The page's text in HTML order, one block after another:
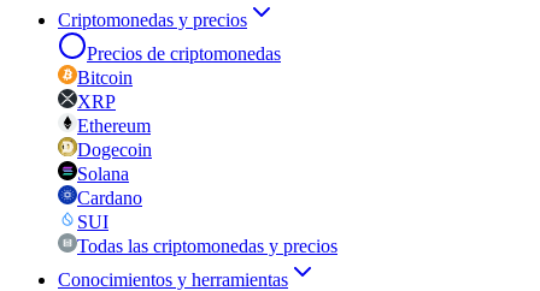
Criptomonedas y precios
Precios de criptomonedas
Bitcoin
XRP
Ethereum
Dogecoin
Solana
Cardano
SUI
Todas las criptomonedas y precios
Conocimientos y herramientas